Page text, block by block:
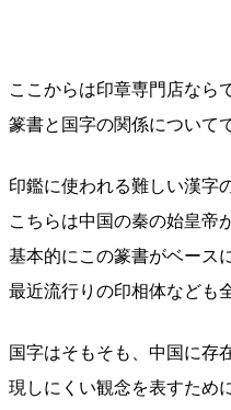
ここからは印章専門店なら
篆書と国字の関係について
印鑑に使われる難しい漢字
こちらは中国の秦の始皇帝
基本的にこの篆書がベース
最近流行りの印相体なども
国字はそもそも、中国に存
現しにくい観念を表すため